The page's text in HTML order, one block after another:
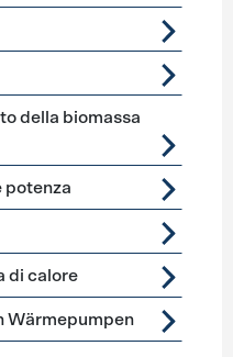
della biomassa
potenza
di calore
Wärmepumpen